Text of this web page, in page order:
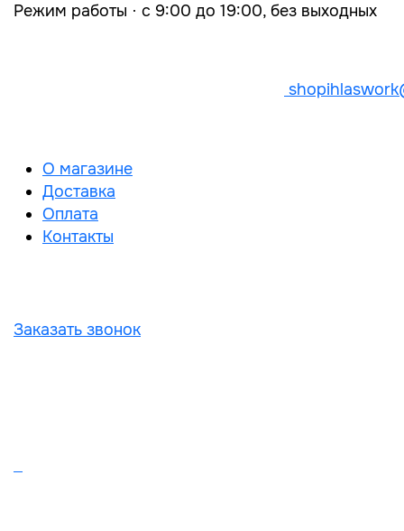
Режим работы · с 9:00 до 19:00, без выходных
О магазине
Доставка
Оплата
Контакты
Заказать звонок